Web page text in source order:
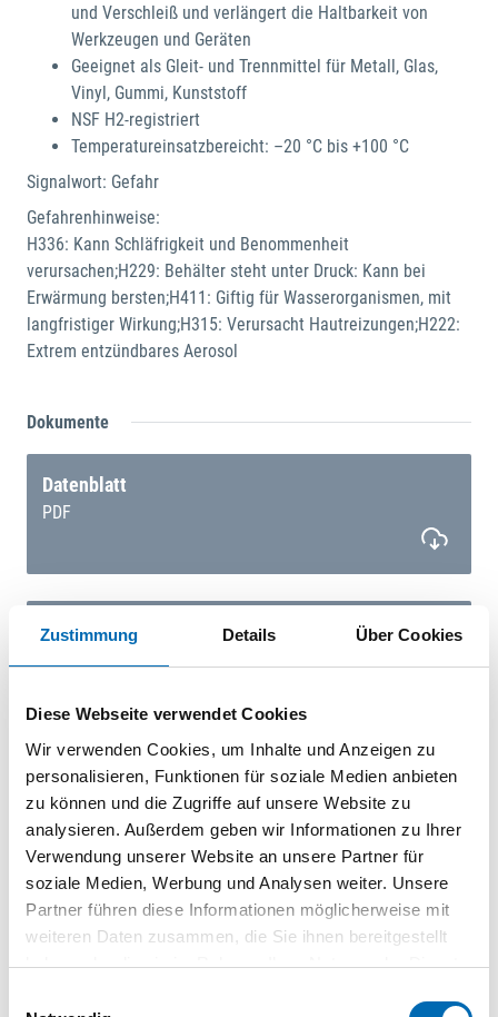
Zustimmung Details Über Cookies
Diese Webseite verwendet Cookies
Wir verwenden Cookies, um Inhalte und Anzeigen zu
personalisieren, Funktionen für soziale Medien anbieten
zu können und die Zugriffe auf unsere Website zu
analysieren. Außerdem geben wir Informationen zu Ihrer
Verwendung unserer Website an unsere Partner für
soziale Medien, Werbung und Analysen weiter. Unsere
Partner führen diese Informationen möglicherweise mit
weiteren Daten zusammen, die Sie ihnen bereitgestellt
haben oder die sie im Rahmen Ihrer Nutzung der Dienste
und Verschleiß und verlängert die Haltbarkeit von
Werkzeugen und Geräten
Geeignet als Gleit- und Trennmittel für Metall, Glas,
Vinyl, Gummi, Kunststoff
NSF H2-registriert
Temperatureinsatzbereicht: –20 °C bis +100 °C
Signalwort: Gefahr
Gefahrenhinweise:
H336: Kann Schläfrigkeit und Benommenheit
verursachen;H229: Behälter steht unter Druck: Kann bei
Erwärmung bersten;H411: Giftig für Wasserorganismen, mit
langfristiger Wirkung;H315: Verursacht Hautreizungen;H222:
Extrem entzündbares Aerosol
Dokumente
Datenblatt
PDF
Datenblatt
Datenblatt
PDF
Datenblatt